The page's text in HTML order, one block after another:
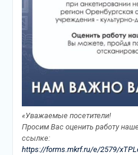
«Уважаемые посетители!
Просим Вас оценить работу
ссылке:
https://forms.mkrf.ru/e/2579/